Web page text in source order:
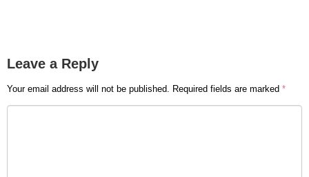
Leave a Reply
Your email address will not be published. Required fields are marked *